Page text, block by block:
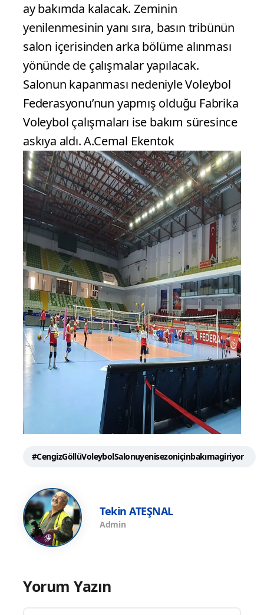
ay bakımda kalacak. Zeminin
yenilenmesinin yanı sıra, basın tribünün
salon içerisinden arka bölüme alınması
yönünde de çalışmalar yapılacak.
Salonun kapanması nedeniyle Voleybol
Federasyonu’nun yapmış olduğu Fabrika
Voleybol çalışmaları ise bakım süresince
askıya aldı. A.Cemal Ekentok
#CengizGöllüVoleybolSalonuyenisezoniçinbakımagiriyor
Tekin ATEŞNAL
Admin
Yorum Yazın